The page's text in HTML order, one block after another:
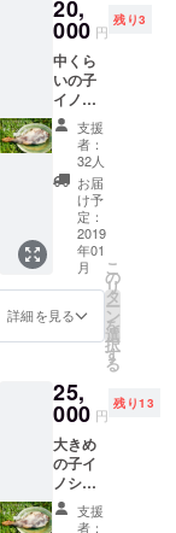
てみません
2010年の創
業以来、全
国各地の野
生肉の卸販
売及び金曜
日「シカ」
開店してお
らず、エゾ
シカ「し
か」食べら
シカ料理の
専門カフェ
を営業して
いました。
2014年から
島根県美郷
づつ手
作りで
作った
イノシ
シの缶
詰セッ
ト
20,
000 円
残り3
中くら
いの子
イノシ
シの無
添加
『原木
骨付き
ハム』
を1本パ
トロン
にお送
りしま
す。 5
人～10
人程度
でお楽
ただけ
るサイ
ズ感で
す。 冷
蔵でお
送りし
ます。
リター
支援
者：
32人
お届
け予
定：
2019
年01
月
詳細を見る
こ
の
リ
タ
ー
ン
を
選
択
す
る
25,
000 円
残り13
大きめ
の子イ
ノシシ
の無添
加『原
支援
者：